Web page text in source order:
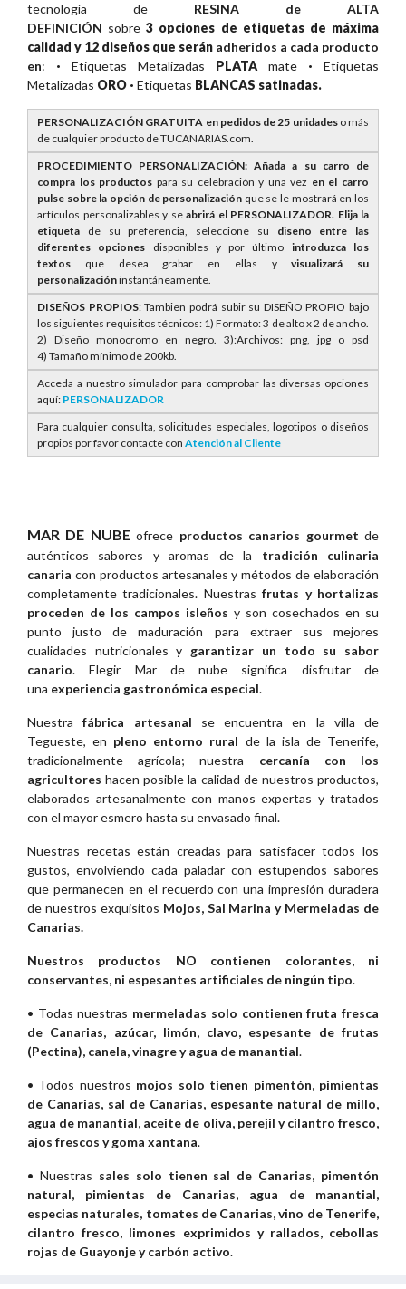
tecnología de RESINA de ALTA
DEFINICIÓN sobre 3 opciones de etiquetas de máxima
calidad y 12 diseños que serán adheridos a cada producto
en: · Etiquetas Metalizadas PLATA mate · Etiquetas
Metalizadas ORO · Etiquetas BLANCAS satinadas.
PERSONALIZACIÓN GRATUITA en pedidos de 25 unidadeso más
de cualquier producto de TUCANARIAS.com.
PROCEDIMIENTO PERSONALIZACIÓN: Añada a su carro de
compra los productos para su celebración y una vez en el carro
pulse sobre la opción de personalización que se le mostrará en los
artículos personalizables y se abrirá el PERSONALIZADOR. Elija la
etiqueta de su preferencia, seleccione su diseño entre las
diferentes opciones disponibles y por último introduzca los
textos que desea grabar en ellas yvisualizará su
personalizacióninstantáneamente.
DISEÑOS PROPIOS: Tambien podrá subir su DISEÑO PROPIO bajo
los siguientes requisitos técnicos: 1) Formato: 3 de alto x 2 de ancho.
2) Diseño monocromo en negro. 3):Archivos: png, jpg o psd
4) Tamaño mínimo de 200kb.
Acceda a nuestro simulador para comprobar las diversas opciones
aquí: PERSONALIZADOR
Para cualquier consulta, solicitudes especiales, logotipos o diseños
propios por favor contacte con Atención al Cliente
MAR DE NUBEofrece productos canarios gourmetde
auténticos sabores y aromas de la tradición culinaria
canaria con productos artesanales y métodos de elaboración
completamente tradicionales. Nuestrasfrutas y hortalizas
proceden de los campos isleños y son cosechados en su
punto justo de maduración para extraer sus mejores
cualidades nutricionales y garantizar un todo su sabor
canario. Elegir Mar de nube significa disfrutar de
una experiencia gastronómica especial.
Nuestra fábrica artesanal se encuentra en la villa de
Tegueste, en pleno entorno rural de la isla de Tenerife,
tradicionalmente agrícola; nuestra cercanía con los
agricultoreshacen posible la calidad de nuestros productos,
elaborados artesanalmente con manos expertas y tratados
con el mayor esmero hasta su envasado final.
Nuestras recetas están creadas para satisfacer todos los
gustos, envolviendo cada paladar con estupendos sabores
que permanecen en el recuerdo con una impresión duradera
de nuestros exquisitos Mojos, Sal Marina y Mermeladas de
Canarias.
Nuestros productos NO contienen colorantes, ni
conservantes, ni espesantes artificiales de ningún tipo.
• Todas nuestras mermeladas solo contienen fruta fresca
de Canarias, azúcar, limón, clavo, espesante de frutas
(Pectina), canela, vinagre y agua de manantial.
• Todos nuestros mojos solo tienen pimentón, pimientas
de Canarias, sal de Canarias, espesante natural de millo,
agua de manantial, aceite de oliva, perejil y cilantro fresco,
ajos frescos y goma xantana.
• Nuestras sales solo tienen sal de Canarias, pimentón
natural, pimientas de Canarias, agua de manantial,
especias naturales, tomates de Canarias, vino de Tenerife,
cilantro fresco, limones exprimidos y rallados, cebollas
rojas de Guayonje y carbón activo.